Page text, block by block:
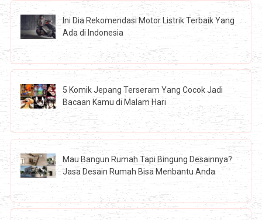
Ini Dia Rekomendasi Motor Listrik Terbaik Yang
Ada di Indonesia
5 Komik Jepang Terseram Yang Cocok Jadi
Bacaan Kamu di Malam Hari
Mau Bangun Rumah Tapi Bingung Desainnya?
Jasa Desain Rumah Bisa Menbantu Anda